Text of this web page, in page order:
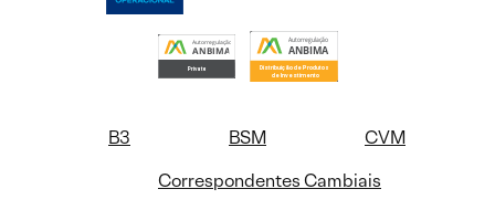
B3 BSM
CVM
Correspondentes Cambiais